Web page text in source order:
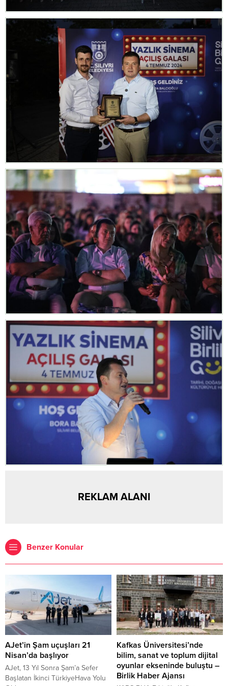
REKLAM ALANI
Benzer Konular
AJet’in Şam uçuşları 21
Nisan’da başlıyor
AJet, 13 Yıl Sonra Şam’a Sefer
Başlatan İkinci TürkiyeHava Yolu
Kafkas Üniversitesi’nde
bilim, sanat ve toplum dijital
oyunlar ekseninde buluştu –
Birlik Haber Ajansı